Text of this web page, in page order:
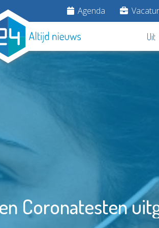
Agenda
Uit
Coronatesten